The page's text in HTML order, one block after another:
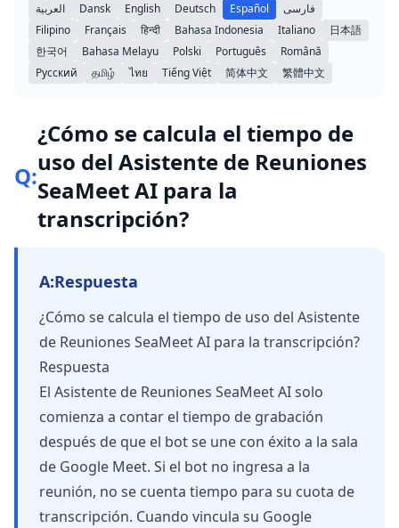
العربية Dansk English Deutsch Español
فارسی
Filipino
Français हिन्दी Bahasa Indonesia Italiano
日本語
한국어
Bahasa Melayu Polski Português
Română
Русский
தமிழ் ไทย Tiếng Việt 简体中文 繁體中文
Q:
¿Cómo se calcula el tiempo de
uso del Asistente de Reuniones
SeaMeet AI para la
transcripción?
A:Respuesta
¿Cómo se calcula el tiempo de uso del Asistente
de Reuniones SeaMeet AI para la transcripción?
Respuesta
El Asistente de Reuniones SeaMeet AI solo
comienza a contar el tiempo de grabación
después de que el bot se une con éxito a la sala
de Google Meet. Si el bot no ingresa a la
reunión, no se cuenta tiempo para su cuota de
transcripción. Cuando vincula su Google